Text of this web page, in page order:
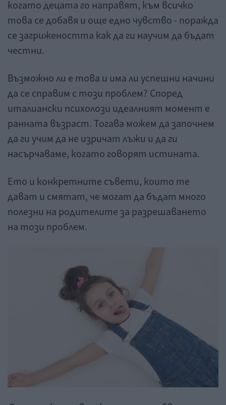
когато децата го направят, към всичко
това се добавя и още едно чувство - поражда
се загрижеността как да ги научим да бъдат
честни.
Възможно ли е това и има ли успешни начини
да се справим с този проблем? Според
италиански психолози идеалният момент е
ранната възраст. Тогава можем да започнем
да ги учим да не изричат лъжи и да ги
насърчаваме, когато говорят истината.
Ето и конкретните съвети, които те
дават и смятат, че могат да бъдат много
полезни на родителите за разрешаването
на този проблем.